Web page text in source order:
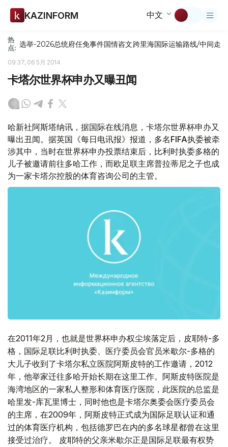
KAZINFORM 中文
热
点: 选举-2026总统府任免事件国情咨文跨里海国际运输路线/中间走廊
09:37, 06 5月 2014
卡塔尔世界杯申办又曝丑闻
哈新社阿斯塔纳讯，据国际在线消息，卡塔尔世界杯申办又
曝出丑闻。据英国《每日电讯报》报道，多名FIFA执委被牵
涉其中，当时在世界杯申办投票结束后，比利时执委多格的
儿子被邀请前往多哈工作，而欧足联主席普拉蒂尼之子也成
为一家卡塔尔控股的体育咨询公司的主管。
在2011年2月，也就是世界杯申办权尘埃落定后，皮耶特-多
格，国际足联比利时执委、医疗委员会官员米歇尔-多格的
大儿子收到了卡塔尔私立医院阿斯皮特的工作邀请，2012
年，他举家迁往多哈开始长期在这里工作。阿斯皮特医院是
海湾地区的一家私人整形和体育医疗医院，此医院的总监是
哈里发-库瓦里博士，同时他也是卡塔尔奥委会医疗委员会
的主席，在2009年，阿斯皮特正式成为国际足联认证和通
过的体育医疗机构，包括德罗巴在内的多名球星都曾在这里
接受过治疗。 皮耶特的父亲米歇尔正是国际足联最有权势